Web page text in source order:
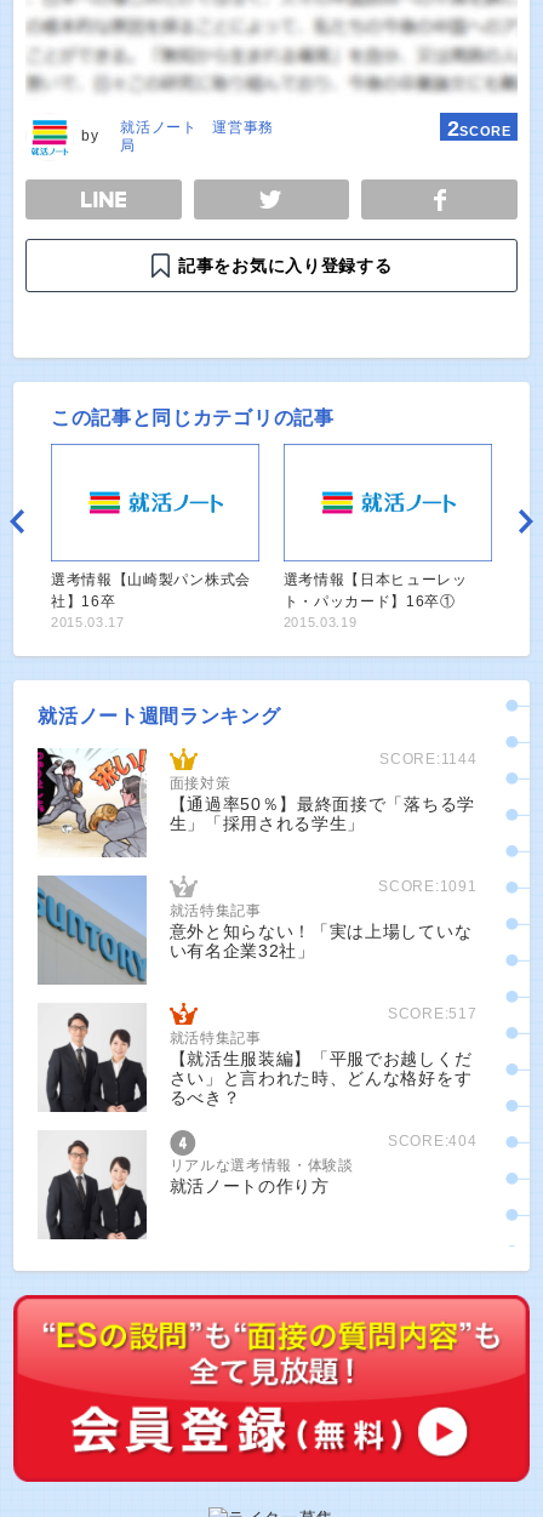
by
就活ノート 運営事務
局
2SCORE
TWEET
記事をお気に入り登録する
この記事と同じカテゴリの記事
選考情報【山崎製パン株式会
社】16卒
2015.03.17
選考情報【日本ヒューレッ
ト・パッカード】16卒①
2015.03.19
就活ノート週間ランキング
SCORE:1144
面接対策
【通過率50％】最終面接で「落ちる学
生」「採用される学生」
SCORE:1091
就活特集記事
意外と知らない！「実は上場していな
い有名企業32社」
SCORE:517
就活特集記事
【就活生服装編】「平服でお越しくだ
さい」と言われた時、どんな格好をす
るべき？
SCORE:404
リアルな選考情報・体験談
就活ノートの作り方